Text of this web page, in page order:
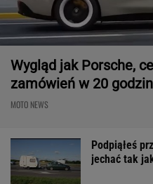
Wygląd jak Porsche,
zamówień w 20 godzin
MOTO NEWS
Podpiąłeś
jechać tak